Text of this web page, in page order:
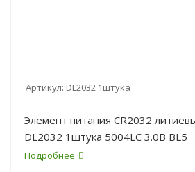
Артикул: DL2032 1штука
Элемент питания CR2032
DL2032 1штука 5004LC 3.0В BL5
Подробнее